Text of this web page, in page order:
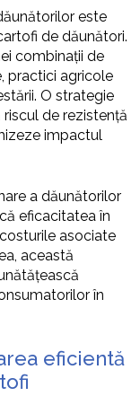
este
de dăunători.
combinații de
practici agricole
O strategie
de rezistență
impactul
a dăunătorilor
eficacitatea în
asociate
această
în
eficientă